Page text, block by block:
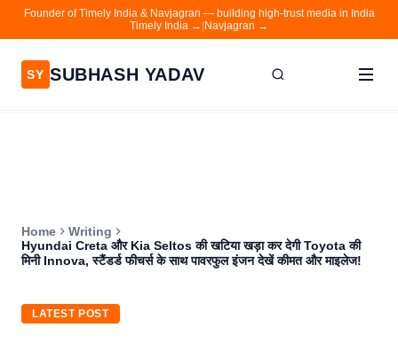
Founder of Timely India & Navjagran — building high-trust media in India
Timely India → Navjagran →
SY SUBHASH YADAV
Contact
Navjagran
Home
Writing
Hyundai Creta और Kia Seltos की खटिया खड़ा कर देगी Toyota की
मिनी Innova, स्टैंडर्ड फीचर्स के साथ पावरफुल इंजन देखें कीमत और माइलेज!
LATEST POST